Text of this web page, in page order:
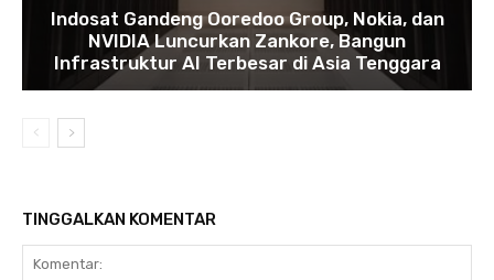
Indosat Gandeng Ooredoo Group, Nokia, dan
NVIDIA Luncurkan Zankore, Bangun
Infrastruktur AI Terbesar di Asia Tenggara
TINGGALKAN KOMENTAR